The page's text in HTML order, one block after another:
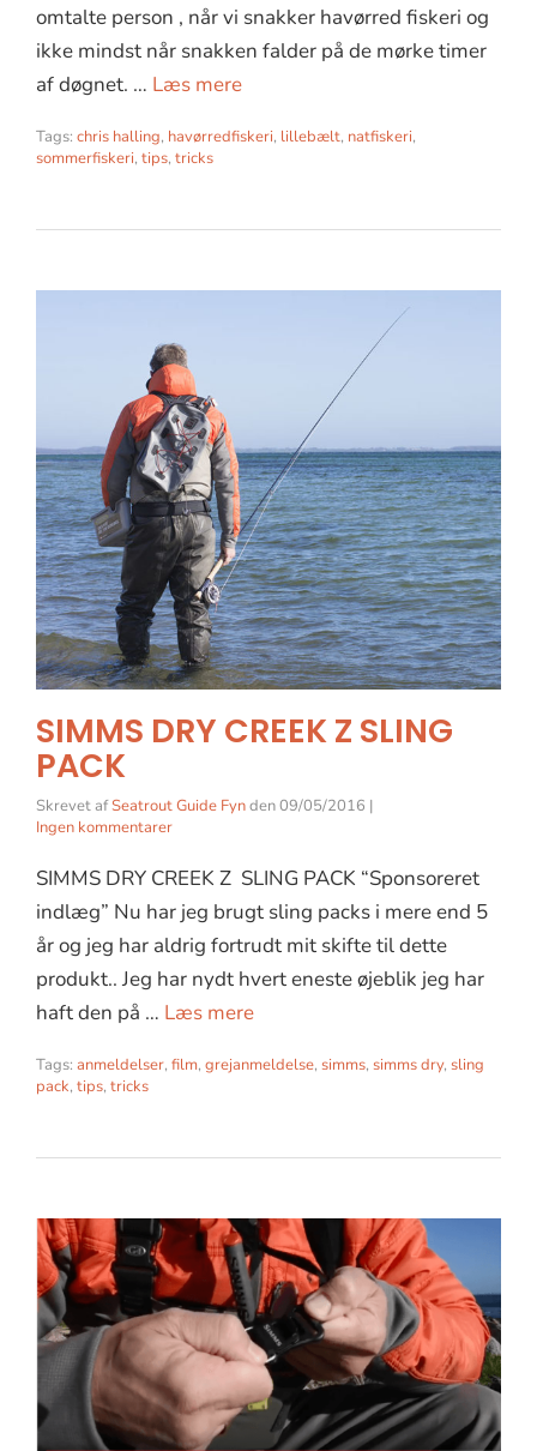
omtalte person , når vi snakker havørred fiskeri og
ikke mindst når snakken falder på de mørke timer
af døgnet. … Læs mere
Tags: chris halling, havørredfiskeri, lillebælt, natfiskeri,
sommerfiskeri, tips, tricks
SIMMS DRY CREEK Z SLING
PACK
Skrevet afSeatrout Guide Fynden09/05/2016 |
Ingen kommentarer
SIMMS DRY CREEK Z SLING PACK “Sponsoreret
indlæg” Nu har jeg brugt sling packs i mere end 5
år og jeg har aldrig fortrudt mit skifte til dette
produkt.. Jeg har nydt hvert eneste øjeblik jeg har
haft den på … Læs mere
Tags: anmeldelser, film, grejanmeldelse, simms, simms dry, sling
pack, tips, tricks